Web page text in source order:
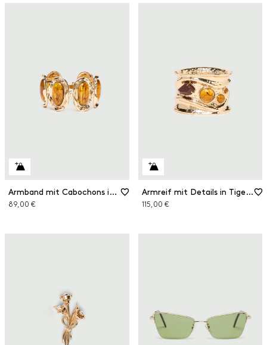
Armband mit Cabochons in Tigeraugen-Optik
89,00 €
Armreif mit Details in Tigeraugen-Optik
115,00 €